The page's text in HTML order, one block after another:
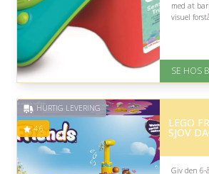
med at
visuel
forventet
SE HOS
HURTIG LEVERING
4.6 LEGO
SJOV
Giv den 6-